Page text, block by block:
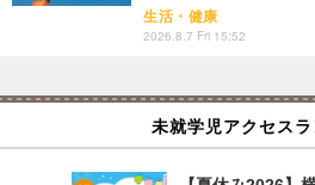
生活・健康
2026.8.7 Fri 15:52
未就学児アクセス